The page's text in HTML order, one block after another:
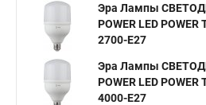
Эра Лампы
POWER LED POWER
2700-E27
Эра Лампы
POWER LED POWER
4000-E27